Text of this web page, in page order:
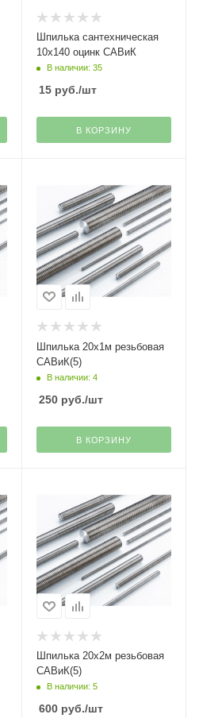
Шпилька сантехническая
10х140 оцинк САВиК
В наличии: 35
15руб./шт
В КОРЗИНУ
Шпилька 20х1м резьбовая
САВиК(5)
В наличии: 4
250руб./шт
В КОРЗИНУ
Шпилька 20х2м резьбовая
САВиК(5)
В наличии: 5
600руб./шт